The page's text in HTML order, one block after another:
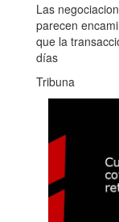
Las
parecen
que la
días
Tribuna